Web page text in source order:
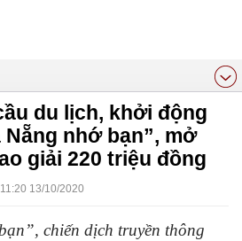
du lịch, khởi động
nhớ bạn”, mở
giải 220 triệu đồng
11:20 13/10/2020
chiến dịch truyền thông